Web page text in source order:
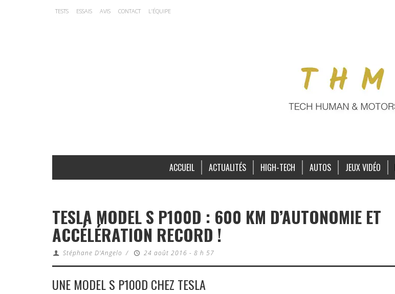
TESTS ESSAIS AVIS CONTACT L’ÉQUIPE
ACCUEIL ACTUALITÉS HIGH-TECH AUTOS JEUX VIDÉO
TESLA MODEL S P100D : 600 KM D’AUTONOMIE ET
ACCÉLÉRATION RECORD !
Stéphane D'Angelo / 24 août 2016 - 8 h 57
UNE MODEL S P100D CHEZ TESLA